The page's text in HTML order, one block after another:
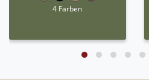
4 Farben